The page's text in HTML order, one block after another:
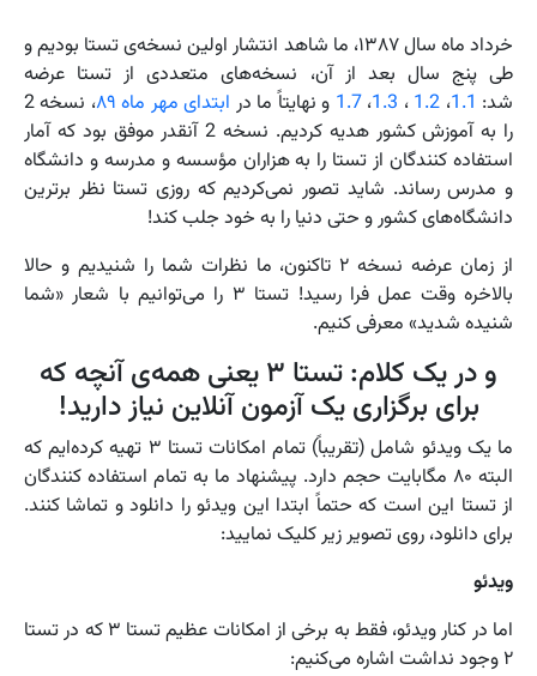
خرداد ماه سال ۱۳۸۷، ما شاهد انتشار اولین نسخه‌ی تستا بودیم و
طی پنج سال بعد از آن، نسخه‌های متعددی از تستا عرضه
شد: 1.1، 1.2 ، 1.3، 1.7 و نهایتاً ما در ابتدای مهر ماه ۸۹
، نسخه 2
را به آموزش کشور هدیه کردیم. نسخه 2 آنقدر موفق بود که آمار
استفاده کنندگان از تستا را به هزاران مؤسسه و مدرسه و دانشگاه
و مدرس رساند. شاید تصور نمی‌کردیم که روزی تستا نظر برترین
دانشگاه‌های کشور و حتی دنیا را به خود جلب کند!
از زمان عرضه نسخه ۲ تاکنون، ما نظرات شما را شنیدیم و حالا
بالاخره وقت عمل فرا رسید! تستا ۳ را می‌توانیم با شعار «شما
شنیده شدید» معرفی کنیم.
و در یک کلام: تستا ۳ یعنی همه‌ی آنچه که
برای برگزاری یک آزمون آنلاین نیاز دارید!
ما یک ویدئو شامل (تقریباً) تمام امکانات تستا ۳ تهیه کرده‌ایم که
البته ۸۰ مگابایت حجم دارد. پیشنهاد ما به تمام استفاده کنندگان
از تستا این است که حتماً ابتدا این ویدئو را دانلود و تماشا کنند.
برای دانلود، روی تصویر زیر کلیک نمایید:
ویدئو
اما در کنار ویدئو، فقط به برخی از امکانات عظیم تستا ۳ که در تستا
۲ وجود نداشت اشاره می‌کنیم: